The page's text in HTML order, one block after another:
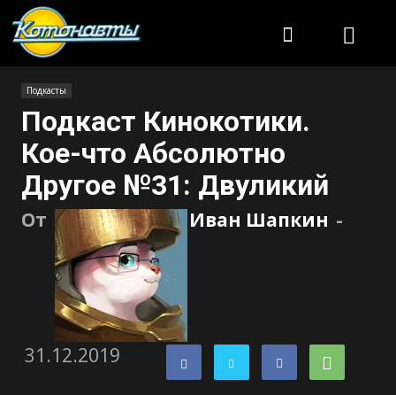
Подкасты
Подкаст Кинокотики.
Кое-что Абсолютно
Другое №31: Двуликий
От Иван Шапкин -
31.12.2019